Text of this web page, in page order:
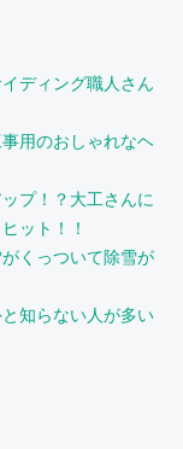
ディング職人さん
用のおしゃれなヘ
プ！？大工さんに
ット！！
くっついて除雪が
知らない人が多い